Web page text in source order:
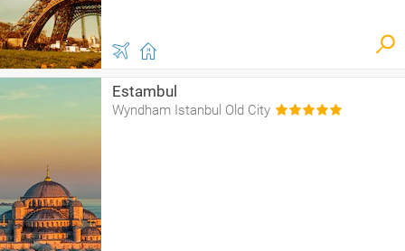
Estambul
Wyndham Istanbul Old City